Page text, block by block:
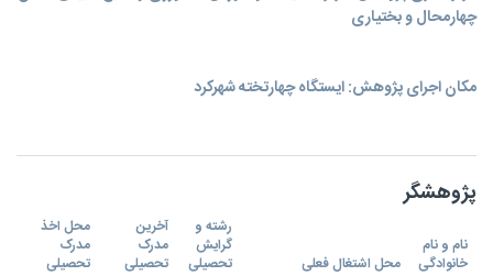
چهارمحال و بختیاری
مکان اجرای پژوهش: ایستگاه چهارتخته شهرکرد
پژوهشگر
نام و نام
خانوادگی
محل اشتغال فعلی
رشته و
گرایش
تحصیلی
آخرین
مدرک
تحصیلی
محل اخذ
مدرک
تحصیلی